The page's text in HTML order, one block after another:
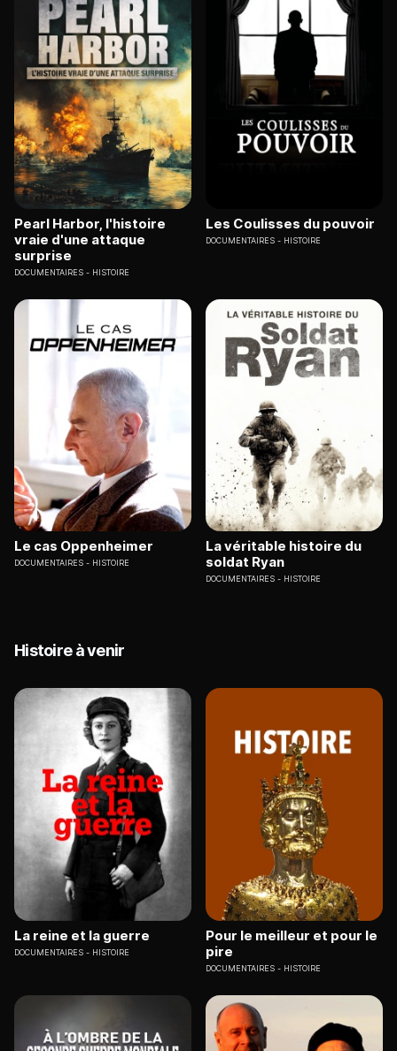
Pearl Harbor, l'histoire
vraie d'une attaque
surprise
DOCUMENTAIRES HISTOIRE
Les Coulisses du pouvoir
DOCUMENTAIRES HISTOIRE
Le cas Oppenheimer
DOCUMENTAIRES HISTOIRE
La véritable histoire du
soldat Ryan
DOCUMENTAIRES HISTOIRE
Histoire à venir
La reine et la guerre
DOCUMENTAIRES HISTOIRE
Pour le meilleur et pour le
pire
DOCUMENTAIRES HISTOIRE